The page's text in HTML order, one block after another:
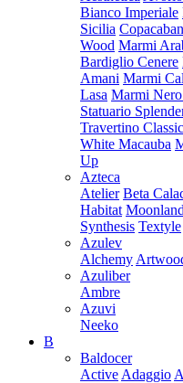
Bianco Imperiale
Sicilia
Wood Marmi
Bardiglio Cenere
Amani Marmi
Lasa Marmi
Statuario
Travertino Classic
White Macauba
Up
Azteca
Atelier Beta
Habitat Moonland
Synthesis Textyle
Azulev
Alchemy
Azuliber
Ambre
Azuvi
Neeko
B
Baldocer
Active Adaggio